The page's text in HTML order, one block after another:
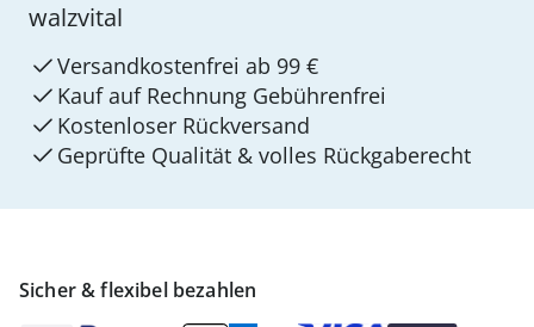
Sicher & flexibel bezahlen
walzvital
Versandkostenfrei ab 99 €
Kauf auf Rechnung Gebührenfrei
Kostenloser Rückversand
Geprüfte Qualität & volles Rückgaberecht